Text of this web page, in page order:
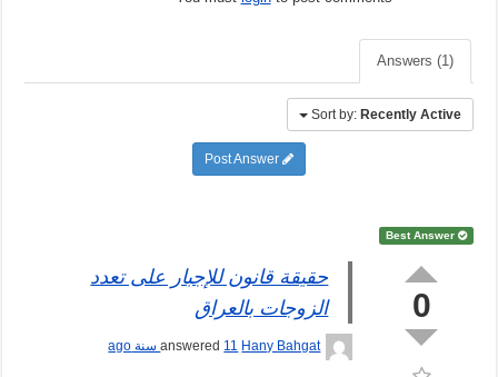
Answers (1)
Sort by:Recently Active
Post Answer
Best Answer
0
حقيقة قانون للإجبار على تعدد
الزوجات بالعراق
Hany Bahgat
answered11 سنة ago